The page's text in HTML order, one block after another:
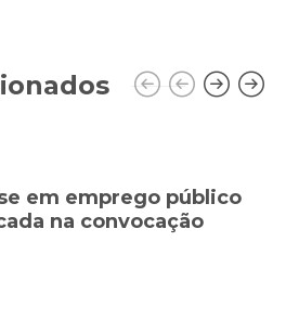
em emprego público
na convocação